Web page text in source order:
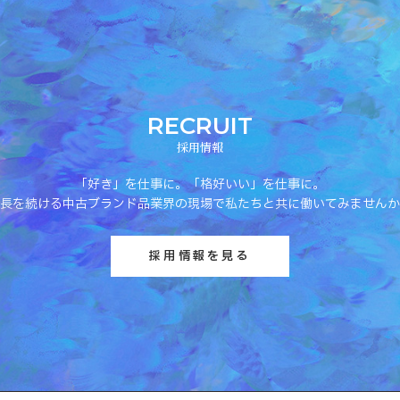
RECRUIT
採用情報
「好き」を仕事に。「格好いい」を仕事に。
を続ける中古ブランド品業界の現場で私たちと共に働いてみません
採用情報を見る